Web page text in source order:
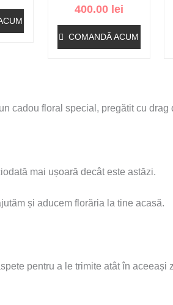
400.00 lei
COMANDĂ ACUM
cadou floral special, pregătit cu drag
mai ușoară decât este astăzi.
și aducem florăria la tine acasă.
pentru a le trimite atât în